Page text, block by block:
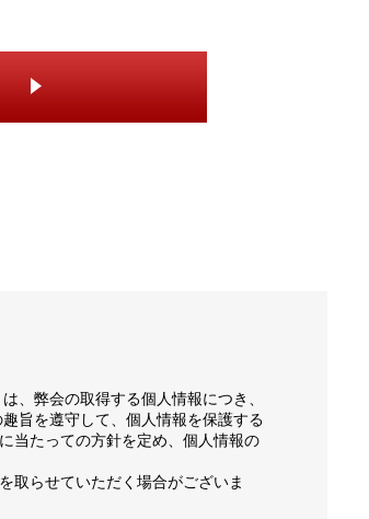
、弊会の取得する個人情報につき、
旨を遵守して、個人情報を保護する
当たっての方針を定め、個人情報の
取らせていただく場合がございま